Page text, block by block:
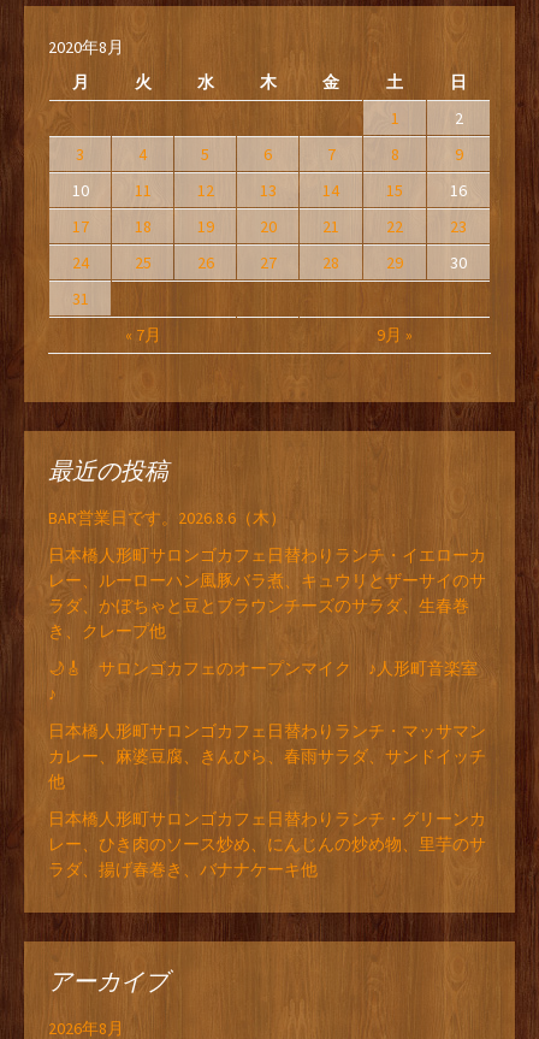
2020年8月
月
火 水 木 金 土 日
« 7月 9月 »
1
2
3
4 5 6 7 8
9
10
11 12 13 14 15
16
17
18 19 20 21 22
23
24
25 26 27 28 29
30
31
最近の投稿
BAR営業日です。2026.8.6（木）
日本橋人形町サロンゴカフェ日替わりランチ・イエローカ
レー、ルーローハン風豚バラ煮、キュウリとザーサイのサ
ラダ、かぼちゃと豆とブラウンチーズのサラダ、生春巻
き、クレープ他
🌙🎸 サロンゴカフェのオープンマイク ♪人形町音楽室
♪
日本橋人形町サロンゴカフェ日替わりランチ・マッサマン
カレー、麻婆豆腐、きんぴら、春雨サラダ、サンドイッチ
他
日本橋人形町サロンゴカフェ日替わりランチ・グリーンカ
レー、ひき肉のソース炒め、にんじんの炒め物、里芋のサ
ラダ、揚げ春巻き、バナナケーキ他
アーカイブ
2026年8月